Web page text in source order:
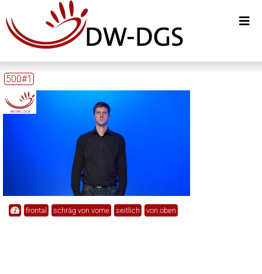
500#1
frontal schräg von vorne seitlich von oben